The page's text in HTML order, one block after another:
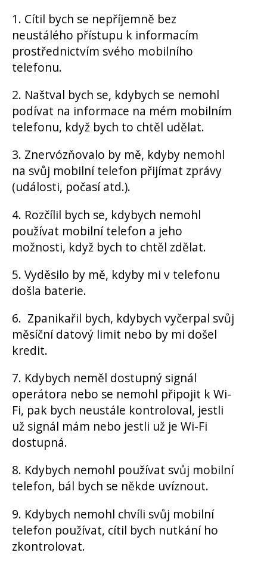
1. Cítil bych se nepříjemně bez
neustálého přístupu k informacím
prostřednictvím svého mobilního
telefonu.
2. Naštval bych se, kdybych se nemohl
podívat na informace na mém mobilním
telefonu, když bych to chtěl udělat.
3. Znervózňovalo by mě, kdyby nemohl
na svůj mobilní telefon přijímat zprávy
(události, počasí atd.).
4. Rozčílil bych se, kdybych nemohl
používat mobilní telefon a jeho
možnosti, když bych to chtěl zdělat.
5. Vyděsilo by mě, kdyby mi v telefonu
došla baterie.
6. Zpanikařil bych, kdybych vyčerpal svůj
měsíční datový limit nebo by mi došel
kredit.
7. Kdybych neměl dostupný signál
operátora nebo se nemohl připojit k Wi-
Fi, pak bych neustále kontroloval, jestli
už signál mám nebo jestli už je Wi-Fi
dostupná.
8. Kdybych nemohl používat svůj mobilní
telefon, bál bych se někde uvíznout.
9. Kdybych nemohl chvíli svůj mobilní
telefon používat, cítil bych nutkání ho
zkontrolovat.